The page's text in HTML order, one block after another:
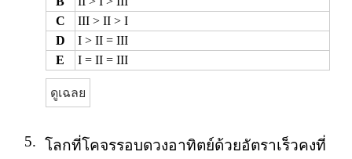
C
III > II > I
D
I > II = III
E
I = II = III
ดูเฉลย
5. โลกที่โคจรรอบดวงอาทิตย์ด้วยอัตราเร็วคงที่